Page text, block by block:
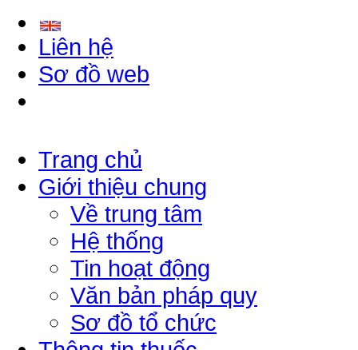
Liên hệ
Sơ đồ web
Trang chủ
Giới thiệu chung
Về trung tâm
Hệ thống
Tin hoạt động
Văn bản pháp quy
Sơ đồ tổ chức